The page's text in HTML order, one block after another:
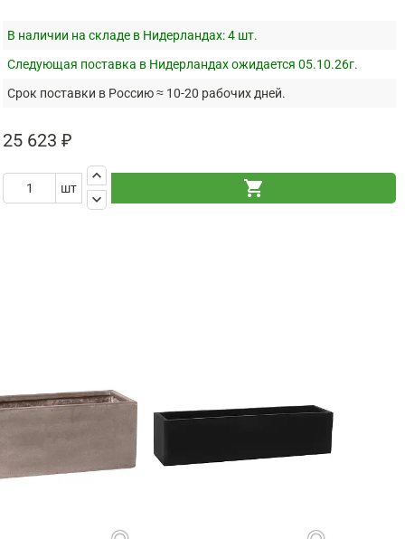
В наличии на складе в Нидерландах:4 шт.
Следующая поставка в Нидерландах ожидается 05.10.26г.
Срок поставки в Россию ≈ 10-20 рабочих дней.
25 623 ₽
шт
keyboard_arrow_up
keyboard_arrow_down
shopping_cart